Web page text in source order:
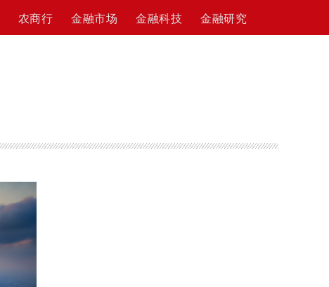
农商行 金融市场 金融科技 金融研究